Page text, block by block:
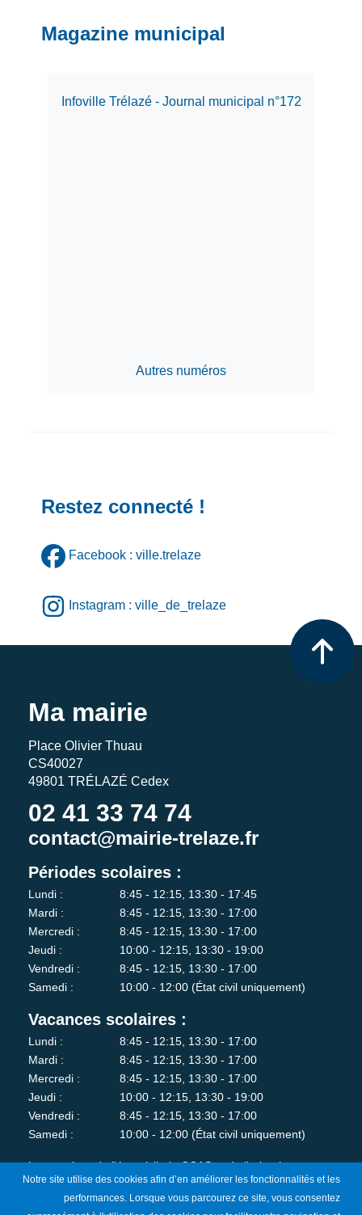
Magazine municipal
Infoville Trélazé - Journal municipal n°172
Autres numéros
Restez connecté !
Facebook : ville.trelaze
Instagram : ville_de_trelaze
Ma mairie
Place Olivier Thuau
CS40027
49801 TRÉLAZÉ Cedex
02 41 33 74 74
contact@mairie-trelaze.fr
Périodes scolaires :
Lundi :
8:45 - 12:15, 13:30 - 17:45
Mardi :
8:45 - 12:15, 13:30 - 17:00
Mercredi :
8:45 - 12:15, 13:30 - 17:00
Jeudi :
10:00 - 12:15, 13:30 - 19:00
Vendredi :
8:45 - 12:15, 13:30 - 17:00
Samedi :
10:00 - 12:00 (État civil uniquement)
Vacances scolaires :
Lundi :
8:45 - 12:15, 13:30 - 17:00
Mardi :
8:45 - 12:15, 13:30 - 17:00
Mercredi :
8:45 - 12:15, 13:30 - 17:00
Jeudi :
10:00 - 12:15, 13:30 - 19:00
Vendredi :
8:45 - 12:15, 13:30 - 17:00
Samedi :
10:00 - 12:00 (État civil uniquement)
Les services de l'état-civil, du CCAS et de l'urbanisme sont
fermés au public le lundi matin.
Notre site utilise des cookies afin d’en améliorer les fonctionnalités et les
performances. Lorsque vous parcourez ce site, vous consentez